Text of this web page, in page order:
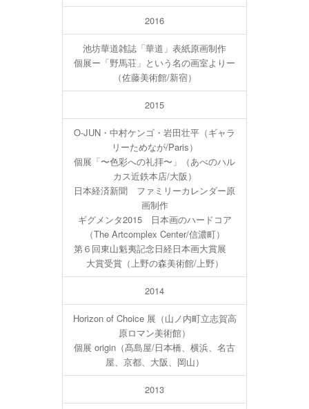
2016
池坊華道雑誌「華道」表紙原画制作
個展ー「野馬荘」という名の画室よりー
（佐藤美術館/新宿）
2015
O-JUN・中村ケンゴ・岩田壮平（ギャラ
リーためなが/Paris）
個展「〜色彩への礼拝〜」（あべのハル
カス近鉄本店/大阪）
日本経済新聞 ファミリーカレンダー原
画制作
ギグメンタ2015 日本画のハードコア
（The Artcomplex Center/信濃町）
第６回東山魁夷記念日経日本画大賞展
大賞受賞（上野の森美術館/上野）
2014
Horizon of Choice 展（山ノ内町立志賀高
原ロマン美術館）
個展 origin（髙島屋/日本橋、横浜、名古
屋、京都、大阪、岡山）
2013